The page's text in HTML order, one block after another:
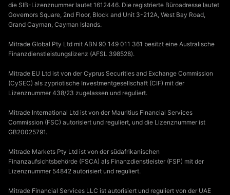
die SIB-Lizenznummer lautet 1612446. Die registrierte Büroadresse lautet
Governors Square, 2nd Floor, Block and Unit 3-212A, West Bay Road,
Grand Cayman, Cayman Islands.
Mitrade Global Pty Ltd mit ABN 90 149 011 361 besitzt eine Australische
Finanzdienstleistungslizenz (AFSL 398528).
Mitrade EU Ltd ist von der Cyprus Securities and Exchange Commission
(CySEC) als zypriotische Investmentgesellschaft (CIF) mit der
Lizenznummer 438/23 zugelassen und reguliert.
Mitrade International Ltd ist von der Mauritius Financial Services
Commission (FSC) autorisiert und reguliert, und die Lizenznummer ist
GB20025791.
Mitrade Markets Pty Ltd ist von der südafrikanischen
Finanzaufsichtsbehörde (FSCA) als Finanzdienstleister (FSP) mit der
Lizenznummer 54842 autorisiert und reguliert.
Mitrade Financial Services LLC ist autorisiert und reguliert von der UAE